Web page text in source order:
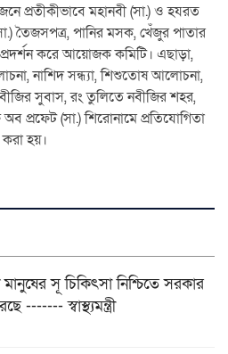
প্রতীকীভাবে মহানবী (সা.) ও হযরত
তৈজসপত্র, পানির মসক, খেঁজুর পাতার
প্রদর্শন করে আয়োজক কমিটি। এছাড়া,
নাশিদ সন্ধ্যা, শিশুতোষ আলোচনা,
সুবাস, রং তুলিতে নবীজির শহর,
প্রফেট (সা.) শিরোনামে প্রতিযোগিতা
হয়।
মানুষের সূ চিকিৎসা নিশ্চিতে সরকার
------- স্বাস্থ্যমন্ত্রী